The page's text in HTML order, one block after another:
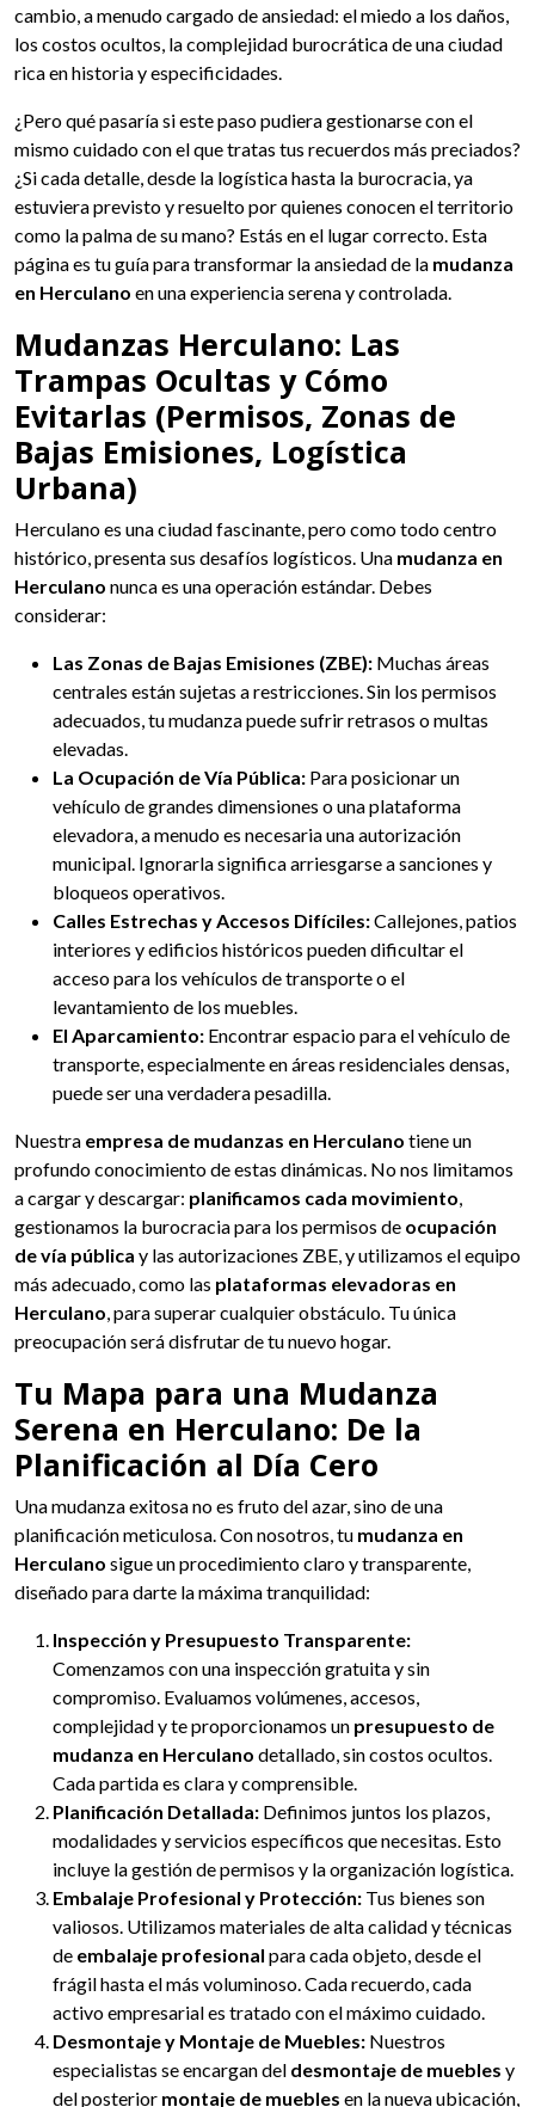
cambio, a menudo cargado de ansiedad: el miedo a los daños,
los costos ocultos, la complejidad burocrática de una ciudad
rica en historia y especificidades.
¿Pero qué pasaría si este paso pudiera gestionarse con el
mismo cuidado con el que tratas tus recuerdos más preciados?
¿Si cada detalle, desde la logística hasta la burocracia, ya
estuviera previsto y resuelto por quienes conocen el territorio
como la palma de su mano? Estás en el lugar correcto. Esta
página es tu guía para transformar la ansiedad de la mudanza
en Herculano en una experiencia serena y controlada.
Mudanzas Herculano: Las
Trampas Ocultas y Cómo
Evitarlas (Permisos, Zonas de
Bajas Emisiones, Logística
Urbana)
Herculano es una ciudad fascinante, pero como todo centro
histórico, presenta sus desafíos logísticos. Una mudanza en
Herculano nunca es una operación estándar. Debes
considerar:
Las Zonas de Bajas Emisiones (ZBE): Muchas áreas
centrales están sujetas a restricciones. Sin los permisos
adecuados, tu mudanza puede sufrir retrasos o multas
elevadas.
La Ocupación de Vía Pública: Para posicionar un
vehículo de grandes dimensiones o una plataforma
elevadora, a menudo es necesaria una autorización
municipal. Ignorarla significa arriesgarse a sanciones y
bloqueos operativos.
Calles Estrechas y Accesos Difíciles:Callejones, patios
interiores y edificios históricos pueden dificultar el
acceso para los vehículos de transporte o el
levantamiento de los muebles.
El Aparcamiento: Encontrar espacio para el vehículo de
transporte, especialmente en áreas residenciales densas,
puede ser una verdadera pesadilla.
Nuestra empresa de mudanzas en Herculano tiene un
profundo conocimiento de estas dinámicas. No nos limitamos
a cargar y descargar: planificamos cada movimiento,
gestionamos la burocracia para los permisos de ocupación
de vía pública y las autorizaciones ZBE, y utilizamos el equipo
más adecuado, como las plataformas elevadoras en
Herculano, para superar cualquier obstáculo. Tu única
preocupación será disfrutar de tu nuevo hogar.
Tu Mapa para una Mudanza
Serena en Herculano: De la
Planificación al Día Cero
Una mudanza exitosa no es fruto del azar, sino de una
planificación meticulosa. Con nosotros, tu mudanza en
Herculano sigue un procedimiento claro y transparente,
diseñado para darte la máxima tranquilidad:
Inspección y Presupuesto Transparente:
Comenzamos con una inspección gratuita y sin
compromiso. Evaluamos volúmenes, accesos,
complejidad y te proporcionamos un presupuesto de
mudanza en Herculano detallado, sin costos ocultos.
Cada partida es clara y comprensible.
Planificación Detallada: Definimos juntos los plazos,
modalidades y servicios específicos que necesitas. Esto
incluye la gestión de permisos y la organización logística.
Embalaje Profesional y Protección: Tus bienes son
valiosos. Utilizamos materiales de alta calidad y técnicas
de embalaje profesional para cada objeto, desde el
frágil hasta el más voluminoso. Cada recuerdo, cada
activo empresarial es tratado con el máximo cuidado.
Desmontaje y Montaje de Muebles: Nuestros
especialistas se encargan del desmontaje de muebles y
del posterior montaje de muebles en la nueva ubicación,